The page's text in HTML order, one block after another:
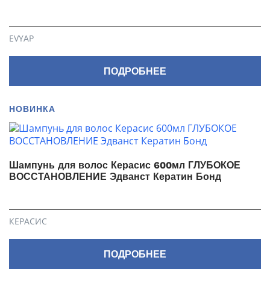
EVYAP
ПОДРОБНЕЕ
НОВИНКА
Шампунь для волос Керасис 600мл ГЛУБОКОЕ
ВОССТАНОВЛЕНИЕ Эдванст Кератин Бонд
КЕРАСИС
ПОДРОБНЕЕ